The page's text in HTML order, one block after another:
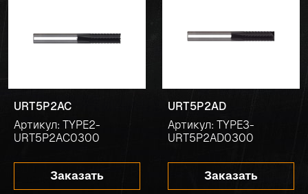
URT5P2AC
Артикул: TYPE2-
URT5P2AC0300
Заказать
URT5P2AD
Артикул: TYPE3-
URT5P2AD0300
Заказать